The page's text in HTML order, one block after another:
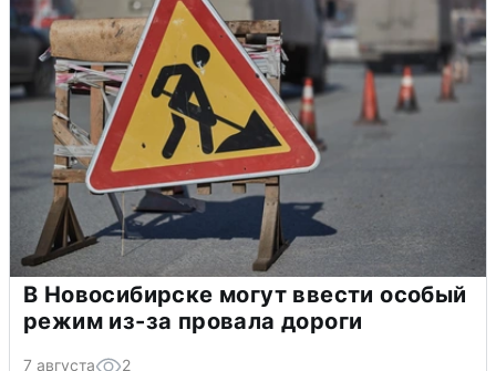
В Новосибирске могут ввести особый
режим из-за провала дороги
7 августа 2